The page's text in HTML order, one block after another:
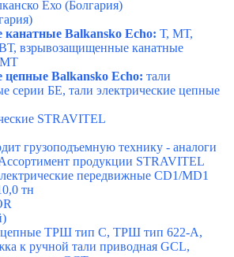
канатные Balkansko Echo: Т, МТ,
взрывозащищенные канатные
цепные Balkansko Echo: тали
серии БЕ, тали электрические цепные
грузоподъемную технику - аналоги
продукции STRAVITEL
передвижные CD1/MD1
тн
цепные ТРШ тип С, ТРШ тип 622-А,
к ручной тали приводная GCL,